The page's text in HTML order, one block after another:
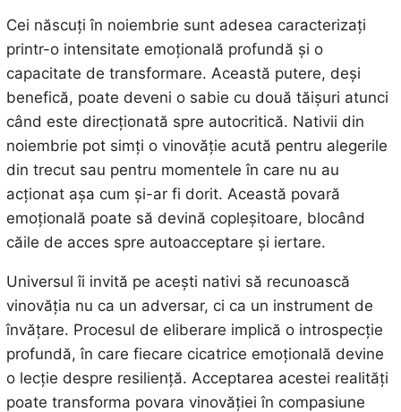
Cei născuți în noiembrie sunt adesea caracterizați
printr-o intensitate emoțională profundă și o
capacitate de transformare. Această putere, deși
benefică, poate deveni o sabie cu două tăișuri atunci
când este direcționată spre autocritică. Nativii din
noiembrie pot simți o vinovăție acută pentru alegerile
din trecut sau pentru momentele în care nu au
acționat așa cum și-ar fi dorit. Această povară
emoțională poate să devină copleșitoare, blocând
căile de acces spre autoacceptare și iertare.
Universul îi invită pe acești nativi să recunoască
vinovăția nu ca un adversar, ci ca un instrument de
învățare. Procesul de eliberare implică o introspecție
profundă, în care fiecare cicatrice emoțională devine
o lecție despre resiliență. Acceptarea acestei realități
poate transforma povara vinovăției în compasiune